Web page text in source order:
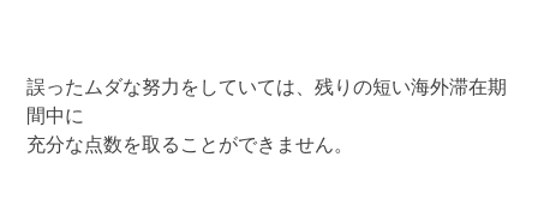
誤ったムダな努力をしていては、残りの短い海外滞在期
間中に
充分な点数を取ることができません。